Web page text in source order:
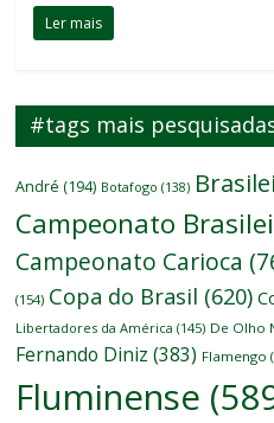
Ler mais
#tags mais
André (194) Botafogo (138)
Campeonato
Campeonato Carioca
(154) Copa do Brasil (620)
Libertadores da América (145) De Olho
Fernando Diniz (383) Flamengo
Fluminense